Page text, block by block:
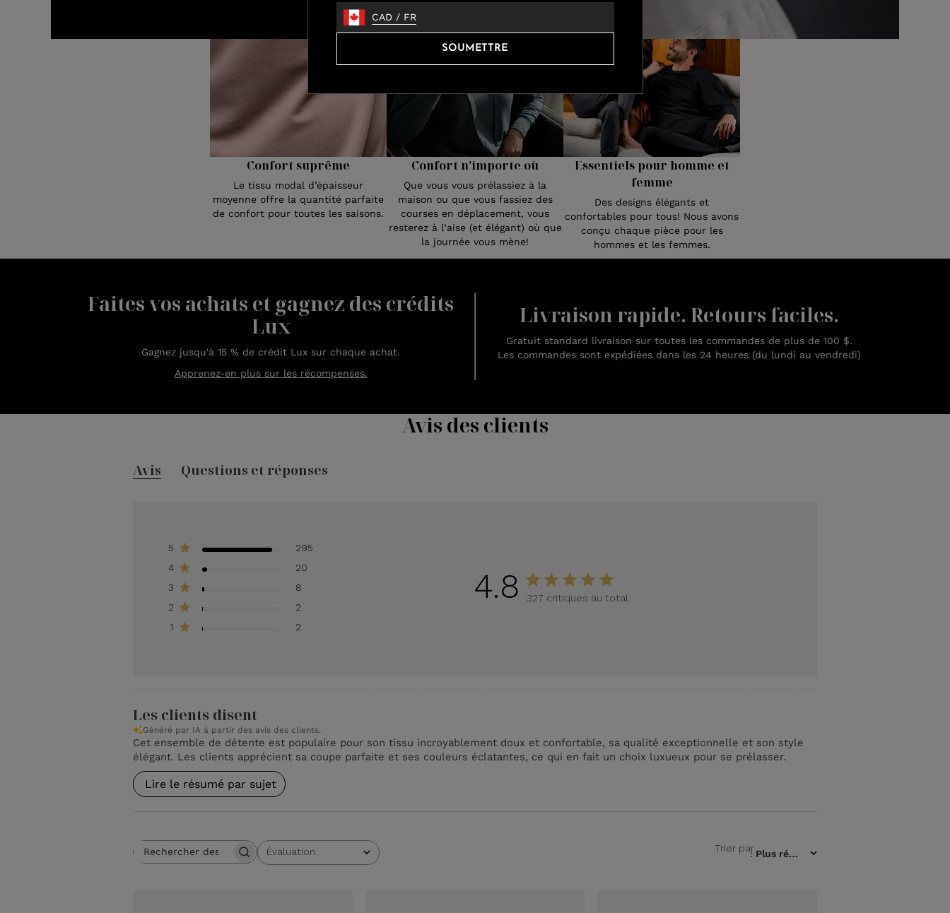
CAD/ FR
SOUMETTRE
Confort suprême
Le tissu modal d’épaisseur
moyenne offre la quantité parfaite
de confort pour toutes les saisons.
Confort n’importe où
Que vous vous prélassiez à la
maison ou que vous fassiez des
courses en déplacement, vous
resterez à l’aise (et élégant) où que
la journée vous mène!
Essentiels pour homme et
femme
Des designs élégants et
confortables pour tous! Nous avons
conçu chaque pièce pour les
hommes et les femmes.
Faites vos achats et gagnez des crédits
Lux
Gagnez jusqu'à 15 % de crédit Lux sur chaque achat.
Apprenez-en plus sur les récompenses.
Livraison rapide. Retours faciles.
Gratuit standard livraison sur toutes les commandes de plus de 100 $.
Les commandes sont expédiées dans les 24 heures (du lundi au vendredi)
Avis des clients
Avis Questions et réponses
4.8 327 critiques au total
5
295
4
20
3
8
2
2
1
2
Les clients disent
Généré par IA à partir des avis des clients.
Cet ensemble de détente est populaire pour son tissu incroyablement doux et confortable, sa qualité exceptionnelle et son style
élégant. Les clients apprécient sa coupe parfaite et ses couleurs éclatantes, ce qui en fait un choix luxueux pour se prélasser.
Lire le résumé par sujet
Rechercher des avis
Évaluation
Toutes les évaluations
Trier par
: Plus récent